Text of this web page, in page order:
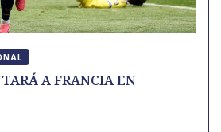
A FRANCIA EN